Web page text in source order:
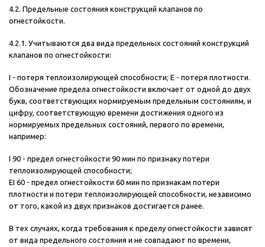
4.2. Предельные состояния конструкций клапанов по
огнестойкости.
4.2.1. Учитываются два вида предельных состояний конструкций
клапанов по огнестойкости:
I - потеря теплоизолирующей способности; Е - потеря плотности.
Обозначение предела огнестойкости включает от одной до двух
букв, соответствующих нормируемым предельным состояниям, и
цифру, соответствующую времени достижения одного из
нормируемых предельных состояний, первого по времени,
например:
I 90 - предел огнестойкости 90 мин по признаку потери
теплоизолирующей способности;
ЕI 60 - предел огнестойкости 60 мин по признакам потери
плотности и потери теплоизолирующей способности, независимо
от того, какой из двух признаков достигается ранее.
В тех случаях, когда требования к пределу огнестойкости зависят
от вида предельного состояния и не совпадают по времени,